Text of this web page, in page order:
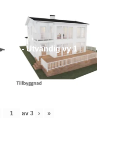
- Utvändig vy 1
av 3 › »